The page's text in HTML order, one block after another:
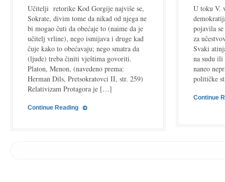
–
citati
Učitelji retorike Kod Gorgije najviše se,
Sokrate, divim tome da nikad od njega ne
bi mogao čuti da obećaje to (naime da je
učitelj vrline), nego ismijava i druge kad
čuje kako to obećavaju; nego smatra da
(ljude) treba činiti vještima govoriti.
Platon, Menon, (navedeno prema:
Herman Dils, Pretsokratovci II, str. 259)
Relativizam Protagora je […]
Continue Reading
U toku V.
pojavila
za
Svaki
na sudu ili
naneo
političke
Continue